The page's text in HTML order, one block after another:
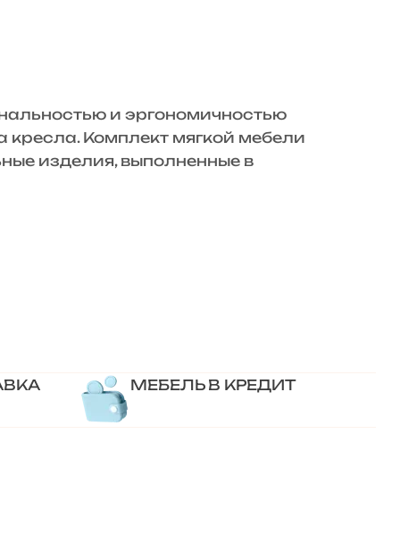
и эргономичностью
кресла. Комплект мягкой мебели
изделия, выполненные в
МЕБЕЛЬ В КРЕДИТ